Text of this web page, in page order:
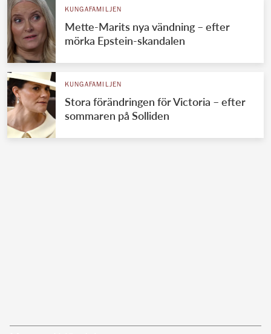
KUNGAFAMILJEN
Mette-Marits nya vändning – efter
mörka Epstein-skandalen
KUNGAFAMILJEN
Stora förändringen för Victoria – efter
sommaren på Solliden